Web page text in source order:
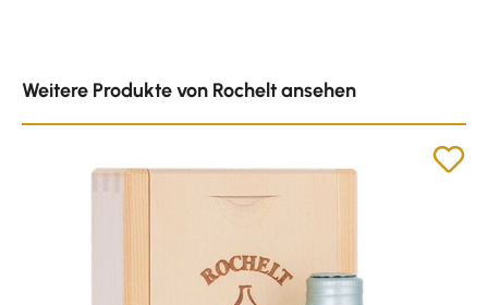
Weitere Produkte von Rochelt ansehen